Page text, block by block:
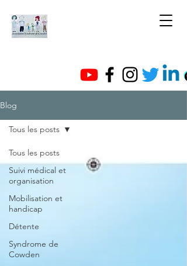
Blog
Tous les posts
Suivi médical et
organisation
Mobilisation et
handicap
Détente
Syndrome de
Cowden
Tous les posts